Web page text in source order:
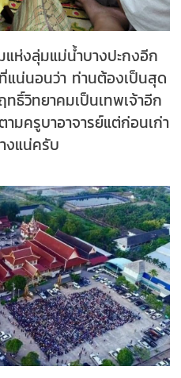
แห่งลุ่มแม่น้ำบางปะกงอีก
แน่นอนว่า ท่านต้องเป็นสุด
ทธิ์วิทยาคมเป็นเทพเจ้าอีก
มครูบาอาจารย์แต่ก่อนเก่า
งแน่ครับ